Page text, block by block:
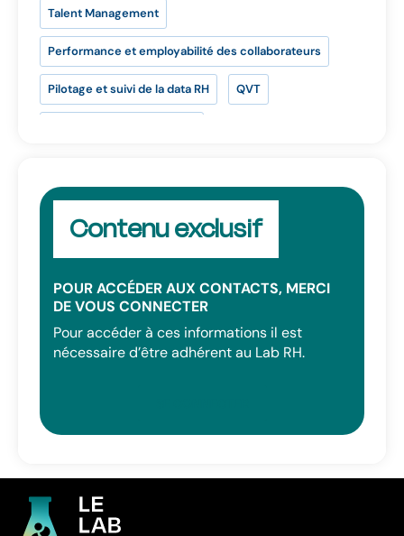
Talent Management
Performance et employabilité des collaborateurs
Pilotage et suivi de la data RH QVT
Contenu exclusif
POUR ACCÉDER AUX CONTACTS, MERCI
DE VOUS CONNECTER
Pour accéder à ces informations il est
nécessaire d’être adhérent au Lab RH.